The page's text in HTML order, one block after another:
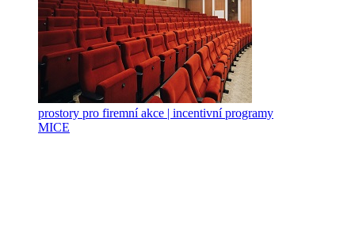
prostory pro firemní akce | incentivní programy
MICE